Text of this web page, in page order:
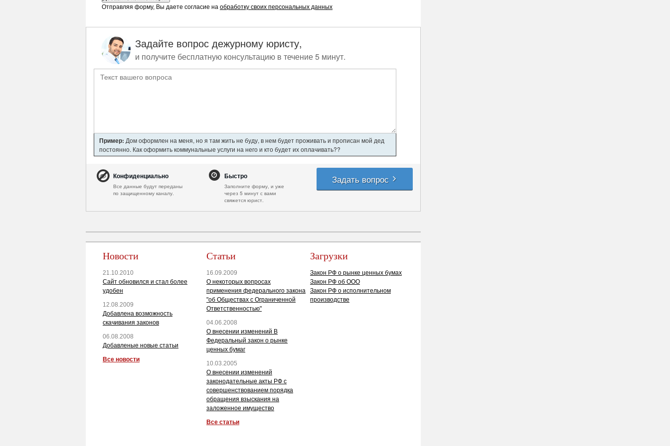
Отправляя форму, Вы даете согласие на обработку своих персональных данных
Задайте вопрос дежурному юристу,
и получите бесплатную консультацию в течение 5 минут.
Пример: Дом оформлен на меня, но я там жить не буду, в нем будет проживать и прописан мой дед
постоянно. Как оформить коммунальные услуги на него и кто будет их оплачивать??
Конфиденциально
Все данные будут переданы
по защищенному каналу.
Быстро
Заполните форму, и уже
через 5 минут с вами
свяжется юрист.
Задать вопрос
Новости
21.10.2010
Сайт обновился и стал более
удобен
12.08.2009
Добавлена возможность
скачивания законов
06.08.2008
Добавленые новые статьи
Все новости
Статьи
16.09.2009
О некоторых вопросах
применения федерального закона
"об Обществах с Ограниченной
Ответственностью"
04.06.2008
О внесении изменений В
Федеральный закон о рынке
ценных бумаг
10.03.2005
О внесении изменений
законодательные акты РФ с
совершенствованием порядка
обращения взыскания на
заложенное имущество
Все статьи
Загрузки
Закон РФ о рынке ценных бумах
Закон РФ об ООО
Закон РФ о исполнительном
производстве